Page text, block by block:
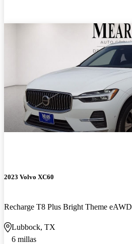
2023 Volvo XC60
Recharge T8 Plus Bright Theme eAWD
Lubbock, TX
6 millas